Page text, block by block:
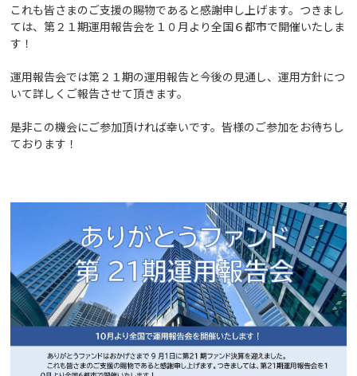
これも皆さまのご支援の賜物であると感謝申し上げます。つきまし
ては、第２１期運用報告会を１０月より全国６都市で開催いたしま
す！
運用報告会では第２１期の運用報告と今後の見通し、運用方針につ
いて詳しくご報告させて頂きます。
是非この機会にご参加頂ければ幸いです。皆様のご参加をお待ちし
ております！